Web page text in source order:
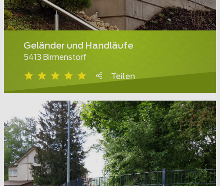
Geländer und Handläufe
5413 Birmenstorf
Teilen